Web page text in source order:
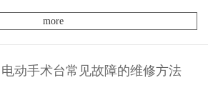
适用范围。1， 俯卧位主要适用于脊椎类手
术。2，
more
电动手术台常见故障的维修方法